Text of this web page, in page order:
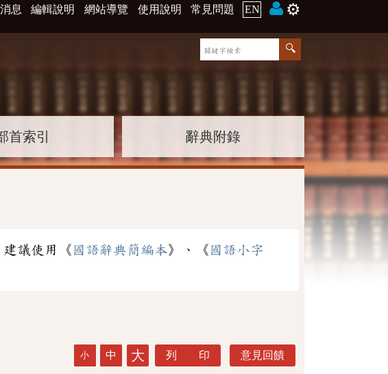
息 編輯說明 網站導覽 使用說明 常見問題 EN ⚙️
首索引 辭典附錄
建議使用《 國語辭典簡編本》、《 國語小字
小 中 大 列 印 意見回饋